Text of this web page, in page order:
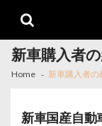
navigation
content
新車購入者
Home 新車購入者の
新車国産自動